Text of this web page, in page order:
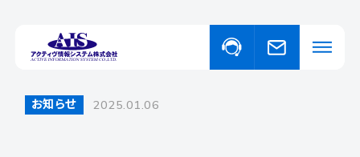
私たちについて
お知らせ 2025.01.06